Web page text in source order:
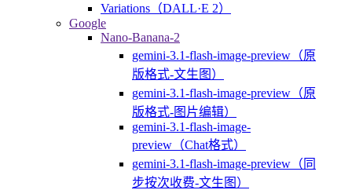
Variations（DALL·E 2）
Google
Nano-Banana-2
gemini-3.1-flash-image-preview（原
版格式-文生图）
gemini-3.1-flash-image-preview（原
版格式-图片编辑）
gemini-3.1-flash-image-
preview（Chat格式）
gemini-3.1-flash-image-preview（同
步按次收费-文生图）